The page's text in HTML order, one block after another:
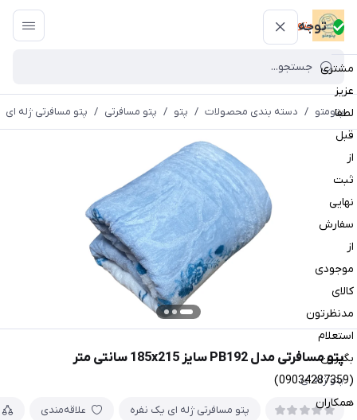
توجه
مشتری
عزیز
لطفا
قبل
از
ثبت
نهایی
سفارش
از
موجودی
کالای
مدنظرتون
استعلام
بگیرین
(09034287359)
همکاران
پتومتو
پتومتو / دسته بندی محصولات / پتو / پتو مسافرتی / پتو مسافرتی ژله ای
پتو مسافرتی مدل PB192 سایز 185x215 سانتی متر
پتو ژله ای
پتو مسافرتی ژله ای یک نفره علاقه‌مندی